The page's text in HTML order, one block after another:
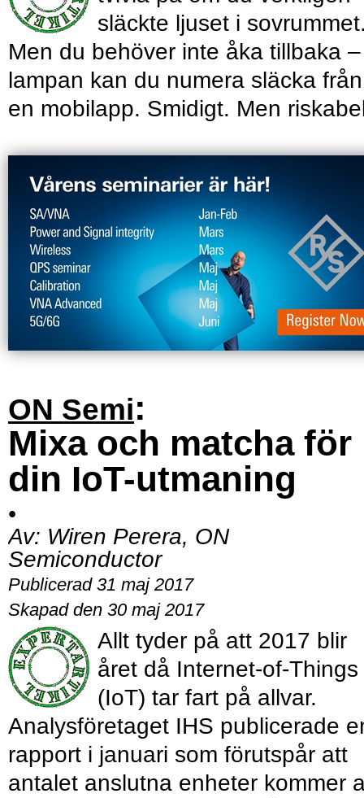
släckte ljuset i
Men du behöver inte åka tillbaka –
lampan kan du numera släcka från
en mobilapp. Smidigt. Men
ON Semi:
Mixa och matcha för
din IoT-utmaning
•
Av: Wiren Perera, ON
Semiconductor
Publicerad 31 maj 2017
Skapad den 30 maj 2017
Allt tyder på att 2017 blir
året då Internet-of-Things
(IoT) tar fart på allvar.
Analysföretaget IHS publicerade
rapport i januari som förutspår att
antalet anslutna enheter kommer